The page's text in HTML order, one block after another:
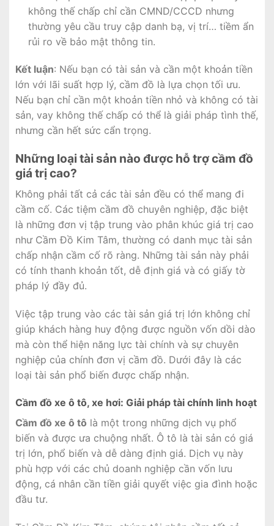
không thế chấp chỉ cần CMND/CCCD nhưng
thường yêu cầu truy cập danh bạ, vị trí… tiềm ẩn
rủi ro về bảo mật thông tin.
Kết luận: Nếu bạn có tài sản và cần một khoản tiền
lớn với lãi suất hợp lý, cầm đồ là lựa chọn tối ưu.
Nếu bạn chỉ cần một khoản tiền nhỏ và không có tài
sản, vay không thế chấp có thể là giải pháp tình thế,
nhưng cần hết sức cẩn trọng.
Những loại tài sản nào được hỗ trợ cầm đồ
giá trị cao?
Không phải tất cả các tài sản đều có thể mang đi
cầm cố. Các tiệm cầm đồ chuyên nghiệp, đặc biệt
là những đơn vị tập trung vào phân khúc giá trị cao
như Cầm Đồ Kim Tâm, thường có danh mục tài sản
chấp nhận cầm cố rõ ràng. Những tài sản này phải
có tính thanh khoản tốt, dễ định giá và có giấy tờ
pháp lý đầy đủ.
Việc tập trung vào các tài sản giá trị lớn không chỉ
giúp khách hàng huy động được nguồn vốn dồi dào
mà còn thể hiện năng lực tài chính và sự chuyên
nghiệp của chính đơn vị cầm đồ. Dưới đây là các
loại tài sản phổ biến được chấp nhận.
Cầm đồ xe ô tô, xe hơi: Giải pháp tài chính linh hoạt
Cầm đồ xe ô tô là một trong những dịch vụ phổ
biến và được ưa chuộng nhất. Ô tô là tài sản có giá
trị lớn, phổ biến và dễ dàng định giá. Dịch vụ này
phù hợp với các chủ doanh nghiệp cần vốn lưu
động, cá nhân cần tiền giải quyết việc gia đình hoặc
đầu tư.